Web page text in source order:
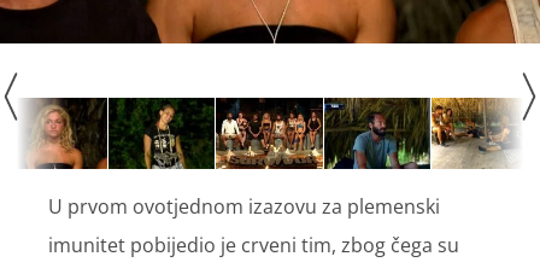
U prvom ovotjednom izazovu za plemenski
imunitet pobijedio je crveni tim, zbog čega su